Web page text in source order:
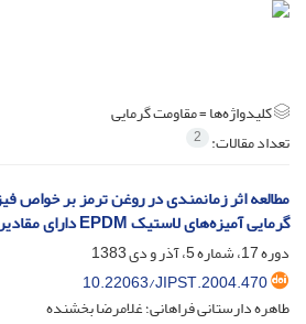
کلیدواژه‌ها =مقاومت گرمایی
تعداد مقالات: 2
مطالعه اثر زمانمندی در روغن ترمز بر خواص
گرمایی آمیزه‌های لاستیک EPDM دارای مقادیر مختلف DCP
دوره 17، شماره 5، آذر و دی 1383
10.22063/JIPST.2004.470
طاهره دارستانی فراهانی؛ غلامرضا بخشنده